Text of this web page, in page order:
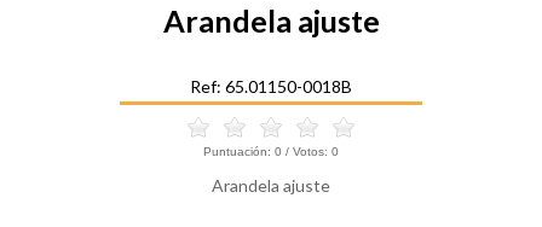
Arandela ajuste
Ref: 65.01150-0018B
Puntuación: 0 / Votos: 0
Arandela ajuste